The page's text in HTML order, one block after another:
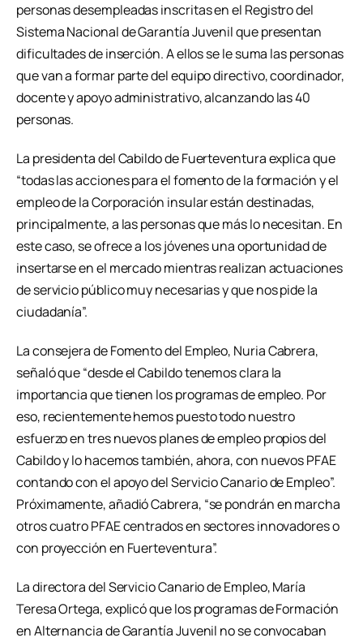
personas desempleadas inscritas en el Registro del
Sistema Nacional de Garantía Juvenil que presentan
dificultades de inserción. A ellos se le suma las personas
que van a formar parte del equipo directivo, coordinador,
docente y apoyo administrativo, alcanzando las 40
personas.
La presidenta del Cabildo de Fuerteventura explica que
“todas las acciones para el fomento de la formación y el
empleo de la Corporación insular están destinadas,
principalmente, a las personas que más lo necesitan. En
este caso, se ofrece a los jóvenes una oportunidad de
insertarse en el mercado mientras realizan actuaciones
de servicio público muy necesarias y que nos pide la
ciudadanía”.
La consejera de Fomento del Empleo, Nuria Cabrera,
señaló que “desde el Cabildo tenemos clara la
importancia que tienen los programas de empleo. Por
eso, recientemente hemos puesto todo nuestro
esfuerzo en tres nuevos planes de empleo propios del
Cabildo y lo hacemos también, ahora, con nuevos PFAE
contando con el apoyo del Servicio Canario de Empleo”.
Próximamente, añadió Cabrera, “se pondrán en marcha
otros cuatro PFAE centrados en sectores innovadores o
con proyección en Fuerteventura”.
La directora del Servicio Canario de Empleo, María
Teresa Ortega, explicó que los programas de Formación
en Alternancia de Garantía Juvenil no se convocaban